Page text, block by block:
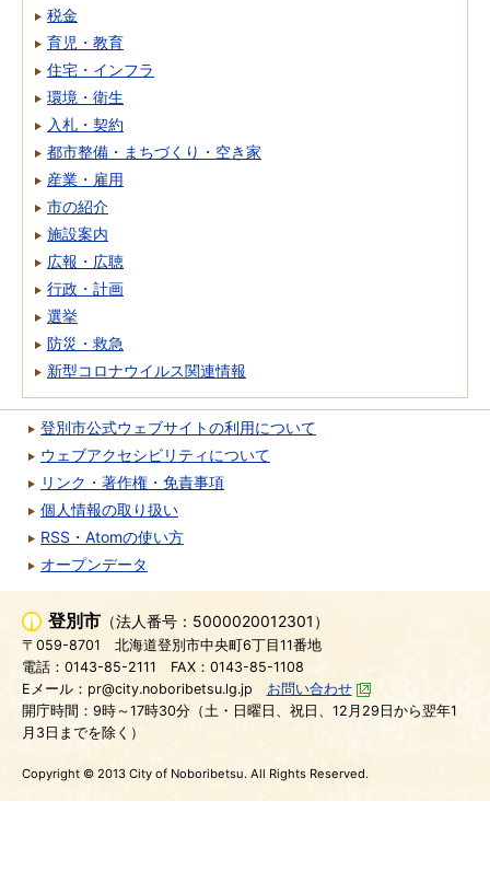
税金
育児・教育
住宅・インフラ
環境・衛生
入札・契約
都市整備・まちづくり・空き家
産業・雇用
市の紹介
施設案内
広報・広聴
行政・計画
選挙
防災・救急
新型コロナウイルス関連情報
登別市公式ウェブサイトの利用について
ウェブアクセシビリティについて
リンク・著作権・免責事項
個人情報の取り扱い
RSS・Atomの使い方
オープンデータ
登別市 （法人番号：5000020012301）
〒059-8701
北海道登別市中央町6丁目11番地
電話：0143-85-2111
FAX：0143-85-1108
Eメール：pr@city.noboribetsu.lg.jp
お問い合わせ
開庁時間：9時～17時30分（土・日曜日、祝日、12月29日から翌年1
月3日までを除く）
Copyright © 2013 City of Noboribetsu. All Rights Reserved.